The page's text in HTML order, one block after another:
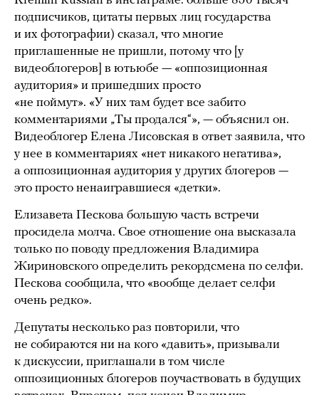
подписчиков, цитаты первых лиц государства
и их фотографии) сказал, что многие
приглашенные не пришли, потому что [у
видеоблогеров] в ютьюбе — «оппозиционная
аудитория» и пришедших просто
«не поймут». «У них там будет все забито
комментариями „Ты продался“», — объяснил он.
Видеоблогер Елена Лисовская в ответ заявила, что
у нее в комментариях «нет никакого негатива»,
а оппозиционная аудитория у других блогеров —
это просто ненаигравшиеся «детки».
Елизавета Пескова большую часть встречи
просидела молча. Свое отношение она высказала
только по поводу предложения Владимира
Жириновского определить рекордсмена по селфи.
Пескова сообщила, что «вообще делает селфи
очень редко».
Депутаты несколько раз повторили, что
не собираются ни на кого «давить», призывали
к дискуссии, приглашали в том числе
оппозиционных блогеров поучаствовать в будущих